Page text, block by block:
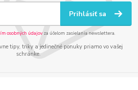
Prihlásiť sa
osobných údajov za účelom zasielania newslettera.
tipy, triky a jedinečné ponuky priamo vo vašej
schránke.